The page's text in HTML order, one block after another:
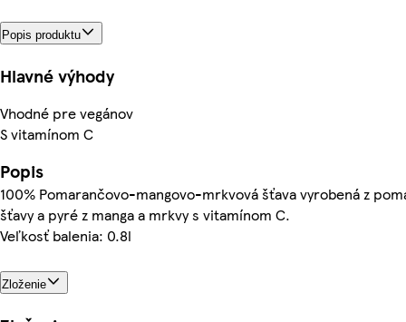
Popis produktu
Hlavné výhody
Vhodné pre vegánov
S vitamínom C
Popis
100% Pomarančovo-mangovo-mrkvová šťava vyrobená z
šťavy a pyré z manga a mrkvy s vitamínom C.
Veľkosť balenia: 0.8l
Zloženie